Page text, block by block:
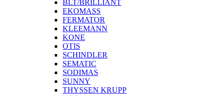
BLT/BRILLIANT
EKOMASS
FERMATOR
KLEEMANN
KONE
OTIS
SCHINDLER
SEMATIC
SODIMAS
SUNNY
THYSSEN KRUPP